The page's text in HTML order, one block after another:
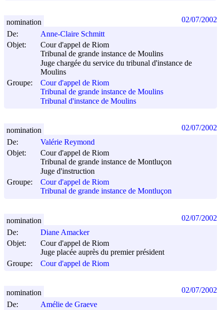
De:
Anne-Claire Schmitt
Objet:
Cour d'appel de Riom
Tribunal de grande instance de Moulins
Juge chargée du service du tribunal d'instance de
Moulins
Groupe:
Cour d'appel de Riom
Tribunal de grande instance de Moulins
Tribunal d'instance de Moulins
nomination 02/07/2002
De:
Valérie Reymond
Objet:
Cour d'appel de Riom
Tribunal de grande instance de Montluçon
Juge d'instruction
Groupe:
Cour d'appel de Riom
Tribunal de grande instance de Montluçon
nomination 02/07/2002
De:
Diane Amacker
Objet:
Cour d'appel de Riom
Juge placée auprès du premier président
Groupe:
Cour d'appel de Riom
nomination 02/07/2002
De:
Amélie de Graeve
nomination 02/07/2002